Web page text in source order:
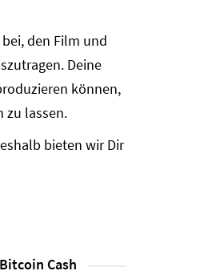
den Film und
Deine
können,
zu lassen.
bieten wir Dir
Cash